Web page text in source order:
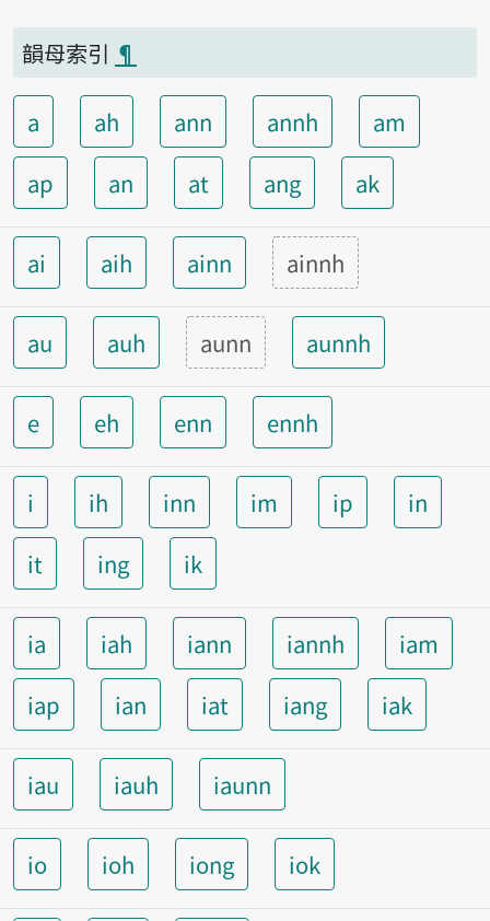
韻母索引 ¶
a ah ann annh
am
ap
an at ang ak
ai aih ainn ainnh
au auh aunn aunnh
e eh enn ennh
i ih inn im ip
in
it
ing ik
ia iah iann iannh
iam
iap
ian iat iang iak
iau iauh iaunn
io ioh iong iok